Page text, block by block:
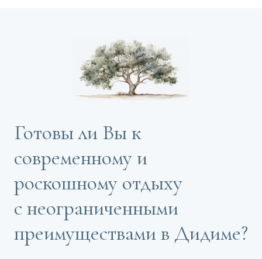
Готовы ли Вы к
современному и
роскошному отдыху
с неограниченными
преимуществами в Дидиме?